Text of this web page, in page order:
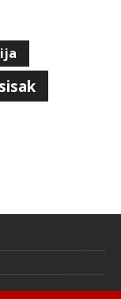
sisak